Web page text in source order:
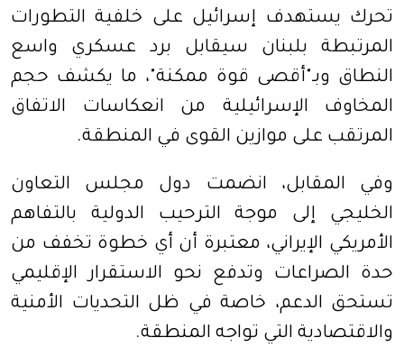
تحرك يستهدف إسرائيل على خلفية التطورات
المرتبطة بلبنان سيقابل برد عسكري واسع
النطاق وبـ"أقصى قوة ممكنة"، ما يكشف حجم
المخاوف الإسرائيلية من انعكاسات الاتفاق
المرتقب على موازين القوى في المنطقة.
وفي المقابل، انضمت دول مجلس التعاون
الخليجي إلى موجة الترحيب الدولية بالتفاهم
الأمريكي الإيراني، معتبرة أن أي خطوة تخفف من
حدة الصراعات وتدفع نحو الاستقرار الإقليمي
تستحق الدعم، خاصة في ظل التحديات الأمنية
والاقتصادية التي تواجه المنطقة.